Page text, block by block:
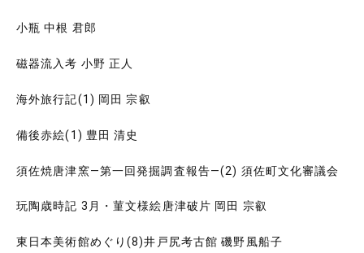
小瓶 中根 君郎
磁器流入考 小野 正人
海外旅行記(1) 岡田 宗叡
備後赤絵(1) 豊田 清史
須佐焼唐津窯―第一回発掘調査報告―(2) 須佐町文化審議会
玩陶歳時記 3月・菫文様絵唐津破片 岡田 宗叡
東日本美術館めぐり(8)井戸尻考古館 磯野風船子